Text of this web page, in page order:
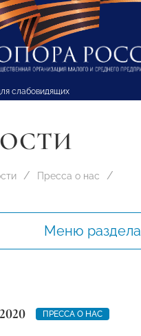
слабовидящих
Пресса о нас
Меню раздела
ПРЕССА О НАС